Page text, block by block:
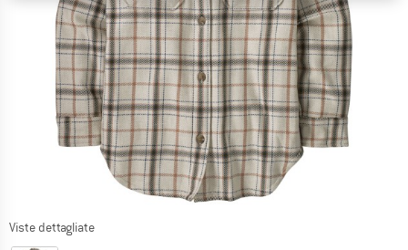
Viste dettagliate